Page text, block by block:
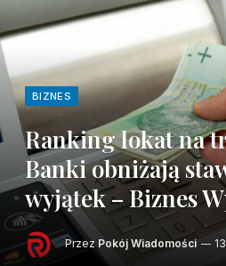
BIZNES
Ranking lokat na
Banki obniżają
wyjątek – Biznes
Przez Pokój Wiadomości